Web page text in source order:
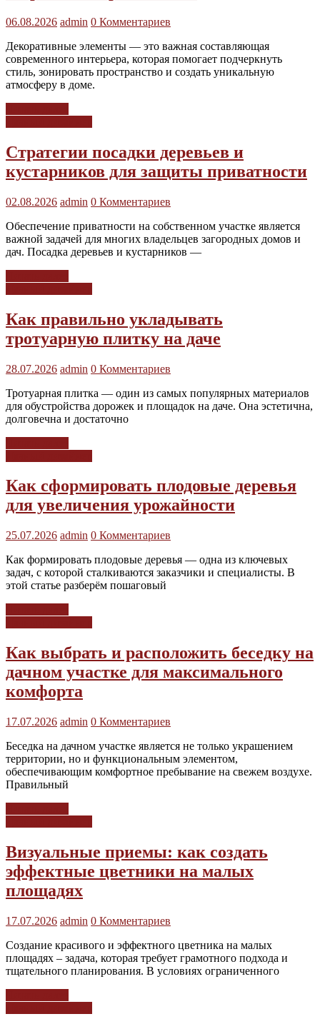
06.08.2026 admin 0 Комментариев
Декоративные элементы — это важная составляющая
современного интерьера, которая помогает подчеркнуть
стиль, зонировать пространство и создать уникальную
атмосферу в доме.
Стратегии посадки деревьев и
кустарников для защиты приватности
02.08.2026 admin 0 Комментариев
Обеспечение приватности на собственном участке является
важной задачей для многих владельцев загородных домов и
дач. Посадка деревьев и кустарников —
Как правильно укладывать
тротуарную плитку на даче
28.07.2026 admin 0 Комментариев
Тротуарная плитка — один из самых популярных материалов
для обустройства дорожек и площадок на даче. Она эстетична,
долговечна и достаточно
Как сформировать плодовые деревья
для увеличения урожайности
25.07.2026 admin 0 Комментариев
Как формировать плодовые деревья — одна из ключевых
задач, с которой сталкиваются заказчики и специалисты. В
этой статье разберём пошаговый
Как выбрать и расположить беседку на
дачном участке для максимального
комфорта
17.07.2026 admin 0 Комментариев
Беседка на дачном участке является не только украшением
территории, но и функциональным элементом,
обеспечивающим комфортное пребывание на свежем воздухе.
Правильный
Визуальные приемы: как создать
эффектные цветники на малых
площадях
17.07.2026 admin 0 Комментариев
Создание красивого и эффектного цветника на малых
площадях – задача, которая требует грамотного подхода и
тщательного планирования. В условиях ограниченного